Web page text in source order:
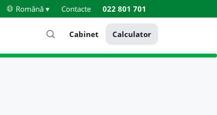
Română ▾ Contacte 022 801 701
Cabinet Calculator